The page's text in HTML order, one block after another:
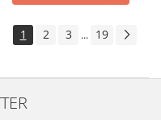
1 2 3 ... 19